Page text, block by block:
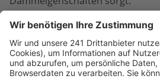
Holzhäuser sind besonders für
die Wert auf Nachhaltigkeit und
Voraussetzung: Das Holz sollte
nachhaltiger Forstwirtschaft